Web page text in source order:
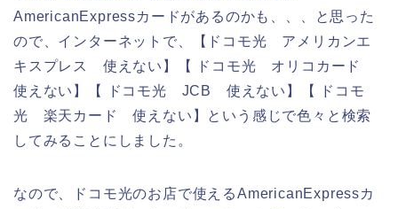
AmericanExpressカードがあるのかも、、、と思った
ので、インターネットで、【ドコモ光 アメリカンエ
キスプレス 使えない】【 ドコモ光 オリコカード
使えない】【 ドコモ光 JCB 使えない】【 ドコモ
光 楽天カード 使えない】という感じで色々と検索
してみることにしました。
なので、ドコモ光のお店で使えるAmericanExpressカ